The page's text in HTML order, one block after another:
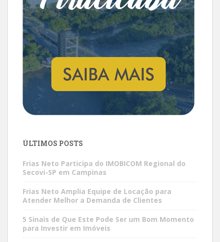
ÚLTIMOS POSTS
Frias Neto Participa do IMOBICOM Regional do
Secovi-SP em Campinas
Frias Neto Amplia Equipe de Locação para
Atender Melhor a Demanda de Clientes
5 Sinais de Que Este Pode Ser um Bom Momento
para Investir em Imóveis